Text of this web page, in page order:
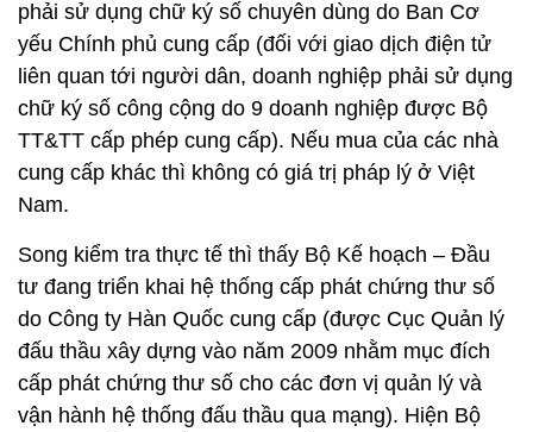
phải sử dụng chữ ký số chuyên dùng do Ban Cơ
yếu Chính phủ cung cấp (đối với giao dịch điện tử
liên quan tới người dân, doanh nghiệp phải sử dụng
chữ ký số công cộng do 9 doanh nghiệp được Bộ
TT&TT cấp phép cung cấp). Nếu mua của các nhà
cung cấp khác thì không có giá trị pháp lý ở Việt
Nam.
Song kiểm tra thực tế thì thấy Bộ Kế hoạch – Đầu
tư đang triển khai hệ thống cấp phát chứng thư số
do Công ty Hàn Quốc cung cấp (được Cục Quản lý
đấu thầu xây dựng vào năm 2009 nhằm mục đích
cấp phát chứng thư số cho các đơn vị quản lý và
vận hành hệ thống đấu thầu qua mạng). Hiện Bộ